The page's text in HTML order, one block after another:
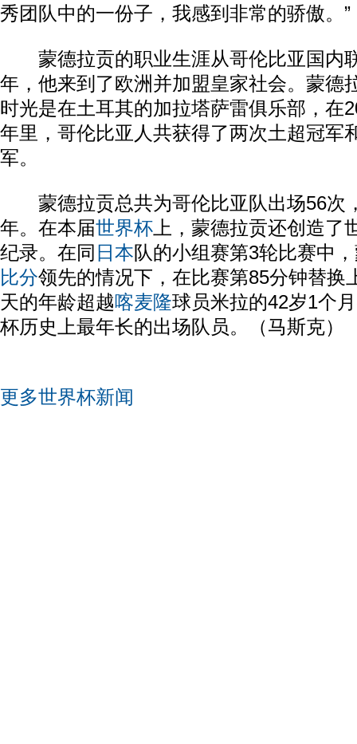
秀团队中的一份子，我感到非常的骄傲。”
蒙德拉贡的职业生涯从哥伦比亚国内
年，他来到了欧洲并加盟皇家社会。蒙德
时光是在土耳其的加拉塔萨雷俱乐部，在
年里，哥伦比亚人共获得了两次土超冠军
军。
蒙德拉贡总共为哥伦比亚队出场56次
年。在本届世界杯 上，蒙德拉贡还创造了
纪录。在同 日本队的小组赛第3轮比赛中
比分领先的情况下，在比赛第85分钟替换
天的年龄超越喀麦隆球员米拉的42岁1个
杯历史上最年长的出场队员。（马斯克）
更多世界杯新闻